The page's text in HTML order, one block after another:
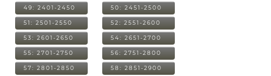
49: 2401-2450 50: 2451-2500
51: 2501-2550 52: 2551-2600
53: 2601-2650 54: 2651-2700
55: 2701-2750 56: 2751-2800
57: 2801-2850 58: 2851-2900